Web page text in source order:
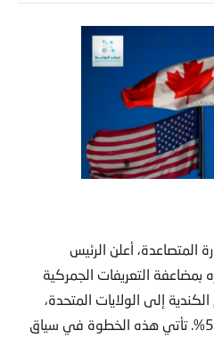
أعلن الرئيس
بمضاعفة التعريفات الجمركية
إلى الولايات المتحدة،
ليصل إجمالي التعريفات إلى 50%. تأتي هذه الخطوة في سياق